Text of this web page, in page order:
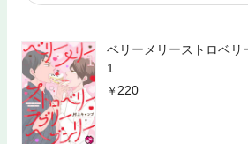
ベリーメリーストロベリ
1
220